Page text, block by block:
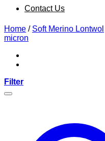
Contact Us
Home / Soft Merino Lontwol
micron
Filter